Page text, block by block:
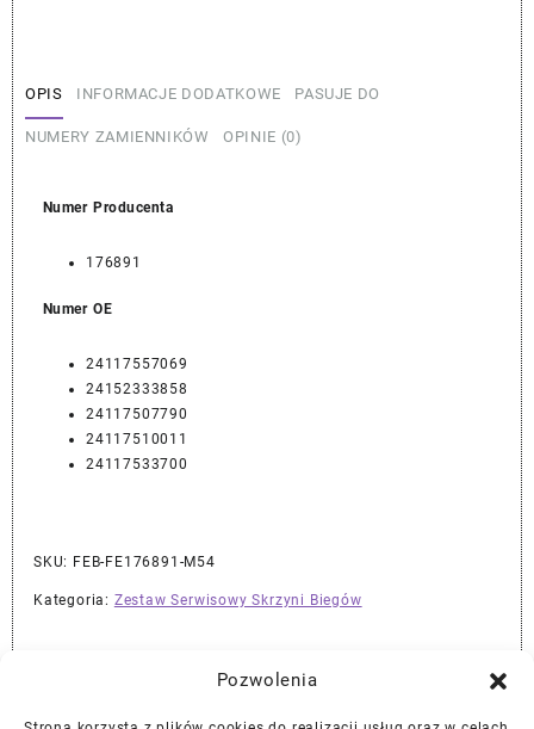
Pozwolenia
24117557069
OPIS INFORMACJE DODATKOWE PASUJE DO
NUMERY ZAMIENNIKÓW OPINIE (0)
Numer Producenta
176891
Numer OE
24117557069
24152333858
24117507790
24117510011
24117533700
SKU: FEB-FE176891-M54
Kategoria: Zestaw Serwisowy Skrzyni Biegów